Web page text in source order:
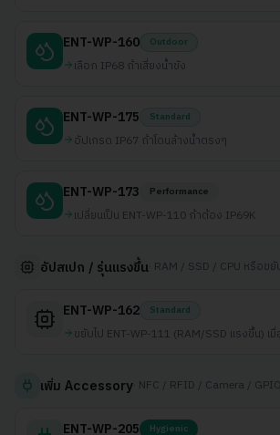
ENT-WP-160 Outdoor
เลือก IP68 ถ้าเสี่ยงน้ำขัง
ENT-WP-175 Standard
อัปเกรด IP67 ถ้าโดนล้างน้ำตรงๆ
ENT-WP-173 Performance
เปลี่ยนเป็น ENT-WP-110 ถ้าต้อง IP69K
อัปสเปก / รุ่นแรงขึ้น RAM / SSD / CPU หรือข
ENT-WP-162 Standard
ขยับไป ENT-WP-111 (RAM/SSD แรงขึ้น) เ
เพิ่ม Accessory NFC / RFID / Camera / GPIO
ENT-WP-205 Hygienic